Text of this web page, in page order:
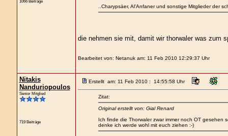
1066 Beiträge
..Charypsäer, Al'Anfaner und sonstige Mitglieder der
die nehmen sie mit, damit wir thorwaler was zum
Bearbeitet von: Netanuk am: 11 Feb 2010 12:29:37 Uhr
Nitakis
Nanduriopoulos
Senior Mitglied
719 Beiträge
Erstellt am: 11 Feb 2010 : 14:55:58 Uhr
Zitat:
Original erstellt von: Gial Renard
Ich finde die Thorwaler zwar immer noch OT gesehen
denke ich werde wohl mit euch ziehen :-)